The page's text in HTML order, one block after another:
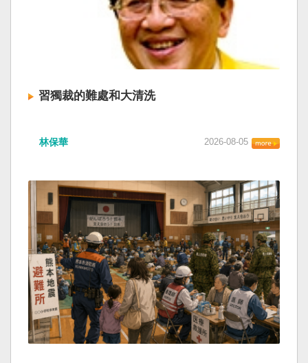
習獨裁的難處和大清洗
林保華 2026-08-05